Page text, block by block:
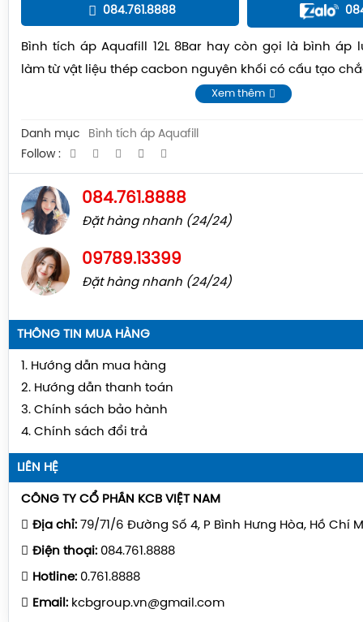
084.761.8888
Bình tích áp Aquafill 12L 8Bar hay còn gọi là bình áp
làm từ vật liệu thép cacbon nguyên khối có cấu tạo
Xem thêm
Danh mục
Bình tích áp Aquafill
Follow :
084.761.8888
Đặt hàng nhanh (24/24)
09789.13399
Đặt hàng nhanh (24/24)
THÔNG TIN MUA HÀNG
1. Hướng dẫn mua hàng
2. Hướng dẫn thanh toán
3. Chính sách bảo hành
4. Chính sách đổi trả
LIÊN HỆ
CÔNG TY CỔ PHẦN KCB VIỆT NAM
Địa chỉ: 79/71/6 Đường Số 4, P Bình Hưng Hòa, Hồ Chí
Điện thoại: 084.761.8888
Hotline: 0.761.8888
Email: kcbgroup.vn@gmail.com